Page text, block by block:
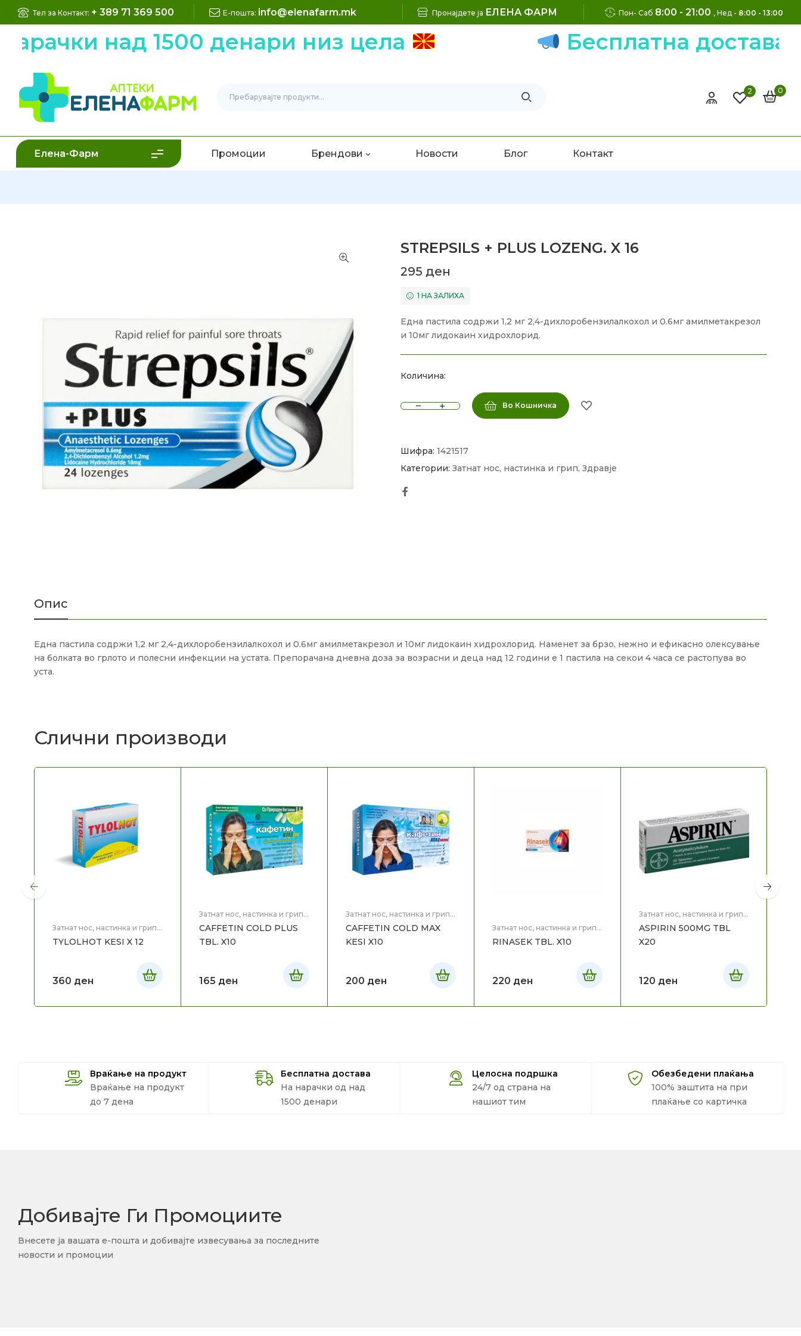
Тел за Контакт: + 389 71 369 500 Е-пошта: info@elenafarm.mk Пронајдете ја ЕЛЕНА ФАРМ Пон- Саб 8:00 - 21:00 , Нед - 8:00 - 13:00
над 1500 денари низ цела Бесплатна достава на
2 0
Елена-Фарм Промоции Брендови Новости Блог Контакт
STREPSILS + PLUS LOZENG. X 16
295 ден
1 НА ЗАЛИХА
Една пастила содржи 1,2 мг 2,4-дихлоробензилалкохол и 0.6мг амилметакрезол
и 10мг лидокаин хидрохлорид.
Количина:
Во Кошничка
Шифра: 1421517
Категории: Затнат нос, настинка и грип, Здравје
Опис
Една пастила содржи 1,2 мг 2,4-дихлоробензилалкохол и 0.6мг амилметакрезол и 10мг лидокаин хидрохлорид. Наменет за брзо, нежно и ефикасно олексување
на болката во грлото и полесни инфекции на устата. Препорачана дневна доза за возрасни и деца над 12 години е 1 пастила на секои 4 часа се растопува во
уста.
Слични производи
Затнат нос, настинка и грип,
TYLOLHOT KESI X 12
360 ден
Затнат нос, настинка и грип,
CAFFETIN COLD PLUS
TBL. X10
165 ден
Затнат нос, настинка и грип,
CAFFETIN COLD MAX
KESI X10
200 ден
Затнат нос, настинка и грип,
RINASEK TBL. X10
220 ден
Затнат нос, настинка и грип,
ASPIRIN 500MG TBL
X20
120 ден
Враќање на продукт
Враќање на продукт
до 7 дена
Бесплатна достава
На нарачки од над
1500 денари
Целосна подршка
24/7 од страна на
нашиот тим
Обезбедени плаќања
100% заштита на при
плаќање со картичка
Добивајте Ги Промоциите
Внесете ја вашата е-пошта и добивајте извесувања за последните
новости и промоции